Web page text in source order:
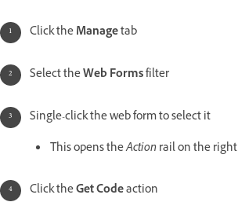
Click theManagetab
Select theWeb Formsfilter
Single-click the web form to select it
This opens theActionrail on the right
Click theGet Codeaction